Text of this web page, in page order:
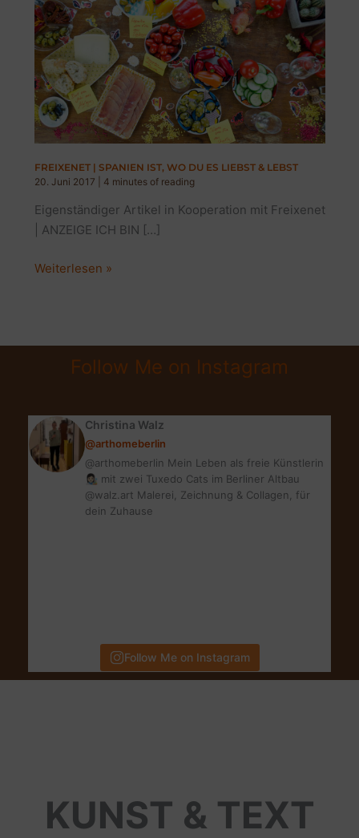
FREIXENET | SPANIEN IST, WO DU ES LIEBST & LEBST
20. Juni 2017
4 minutes of reading
Eigenständiger Artikel in Kooperation mit Freixenet
| ANZEIGE ICH BIN […]
FREIXENET
WO
&
LEBST
Weiterlesen »
Follow Me on Instagram
Christina Walz
@arthomeberlin
@arthomeberlin Mein Leben als freie Künstlerin
👩🏻‍🎨 mit zwei Tuxedo Cats im Berliner Altbau
@walz.art Malerei, Zeichnung & Collagen, für
dein Zuhause
Follow Me on Instagram
KUNST & TEXT